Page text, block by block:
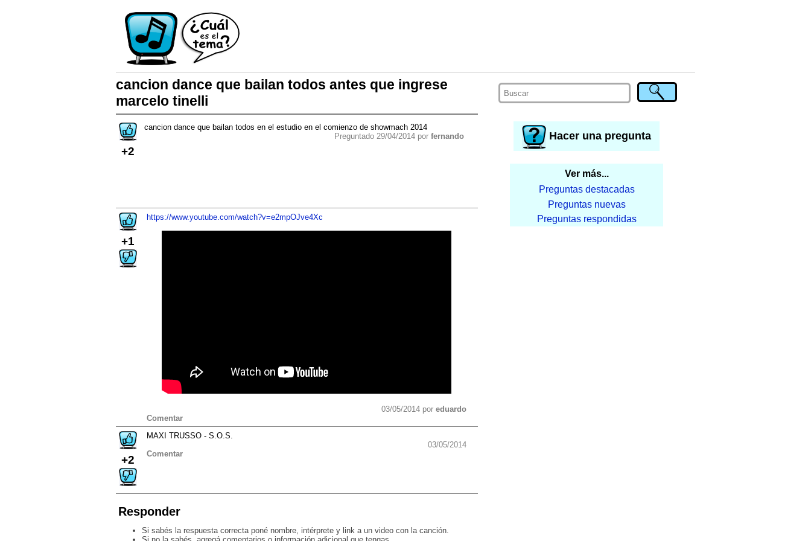
Hacer una pregunta
Ver más...
Preguntas destacadas
Preguntas nuevas
Preguntas respondidas
cancion dance que bailan todos antes que ingrese
marcelo tinelli
+2
cancion dance que bailan todos en el estudio en el comienzo de showmach 2014
Preguntado 29/04/2014 por fernando
+1
https://www.youtube.com/watch?v=e2mpOJve4Xc
03/05/2014 por eduardo
Comentar
+2
MAXI TRUSSO - S.O.S.
03/05/2014
Comentar
Responder
Si sabés la respuesta correcta poné nombre, intérprete y link a un video con la canción.